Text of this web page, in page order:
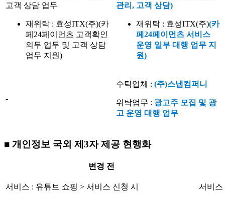
고객 상담 업무
재위탁 : 효성ITX(주)(카
페24페이먼츠 고객확인
의무 업무 및 고객 상담
업무 지원)
관리, 고객 상담)
재위탁 : 효성ITX(주)(카
페24페이먼츠 서비스
운영 일부 대행 업무 지
원)
-
수탁업체 : (주)스냅컴퍼니
위탁업무 : 광고주 모집 및 광
고 운영 대행 업무
■ 개인정보 국외 제3자 제공 현행화
변경 전
서비스 : 유튜브 쇼핑 > 서비스 신청 시 서비